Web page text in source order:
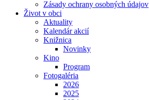
Zásady ochrany osobných údajov
Život v obci
Aktuality
Kalendár akcií
Knižnica
Novinky
Kino
Program
Fotogaléria
2026
2025